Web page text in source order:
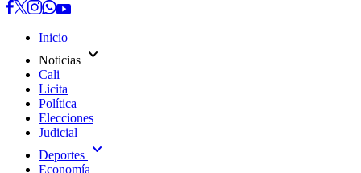
Inicio
Noticias expand_more
Cali
Licita
Política
Elecciones
Judicial
Deportes expand_more
Economía